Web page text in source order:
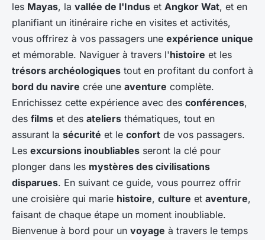
les Mayas, la vallée de l'Indus et Angkor Wat, et en
planifiant un itinéraire riche en visites et activités,
vous offrirez à vos passagers une expérience unique
et mémorable. Naviguer à travers l'histoire et les
trésors archéologiques tout en profitant du confort à
bord du navire crée une aventure complète.
Enrichissez cette expérience avec des conférences,
des films et des ateliers thématiques, tout en
assurant la sécurité et le confort de vos passagers.
Les excursions inoubliables seront la clé pour
plonger dans les mystères des civilisations
disparues. En suivant ce guide, vous pourrez offrir
une croisière qui marie histoire, culture et aventure,
faisant de chaque étape un moment inoubliable.
Bienvenue à bord pour un voyage à travers le temps